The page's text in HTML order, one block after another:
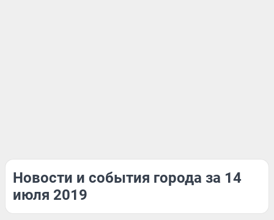
Новости и события города за 14
июля 2019